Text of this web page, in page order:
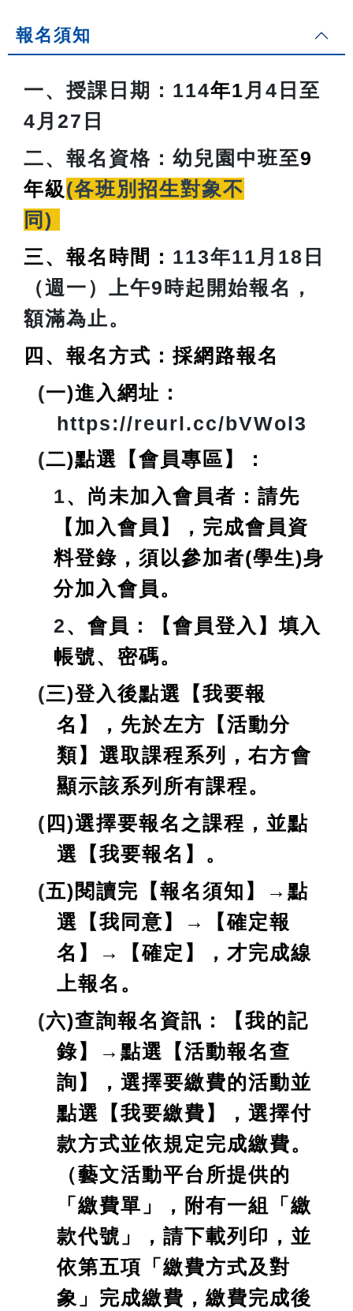
報名須知
一、授課日期： 114年1 月4日至
4月27日
二、報名資格： 幼兒園中班至9
年級(各班別招生對象不
同)
三、報名時間： 113年11月18日
（週一）上午9時起開始報名，
額滿為止。
四、報名方式：採網路報名
(一)進入網址：
https://reurl.cc/bVWol3
(二)點選【會員專區】：
1、尚未加入會員者：請先
【加入會員】，完成會員資
料登錄， 須以參加者(學生)身
分加入會員 。
2、會員：【會員登入】填入
帳號、密碼。
(三)登入後點選【我要報
名】，先於左方【活動分
類】選取課程系列，右方會
顯示該系列所有課程。
( 四)選擇要報名之課程，並點
選【我要報名】。
(五)閱讀完【報名須知】→點
選【我同意】→【確定報
名】→【確定】，才完成線
上報名。
(六)查詢報名資訊：【我的記
錄】→點選【活動報名查
詢】，選擇要繳費的活動並
點選【我要繳費】，選擇付
款方式並依規定完成繳費。
（藝文活動平台所提供的
「繳費單」，附有一組「繳
款代號」，請下載列印，並
依第五項「繳費方式及對
象」完成繳費，繳費完成後